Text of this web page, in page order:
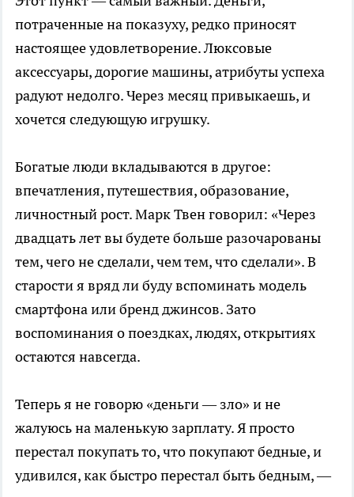
потраченные на показуху, редко приносят
настоящее удовлетворение. Люксовые
аксессуары, дорогие машины, атрибуты успеха
радуют недолго. Через месяц привыкаешь, и
хочется следующую игрушку.
Богатые люди вкладываются в другое:
впечатления, путешествия, образование,
личностный рост. Марк Твен говорил: «Через
двадцать лет вы будете больше разочарованы
тем, чего не сделали, чем тем, что сделали». В
старости я вряд ли буду вспоминать модель
смартфона или бренд джинсов. Зато
воспоминания о поездках, людях, открытиях
остаются навсегда.
Теперь я не говорю «деньги — зло» и не
жалуюсь на маленькую зарплату. Я просто
перестал покупать то, что покупают бедные, и
удивился, как быстро перестал быть бедным, —